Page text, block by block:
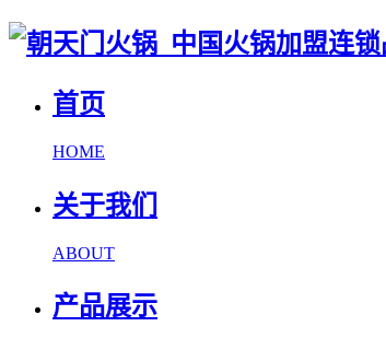
首页
HOME
关于我们
ABOUT
产品展示